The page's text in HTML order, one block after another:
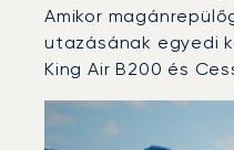
Amikor
utazásának egyedi
King Air B200 és
Pontoise Cormeilles
Repülőgép fotója
Sebesség (km/h)